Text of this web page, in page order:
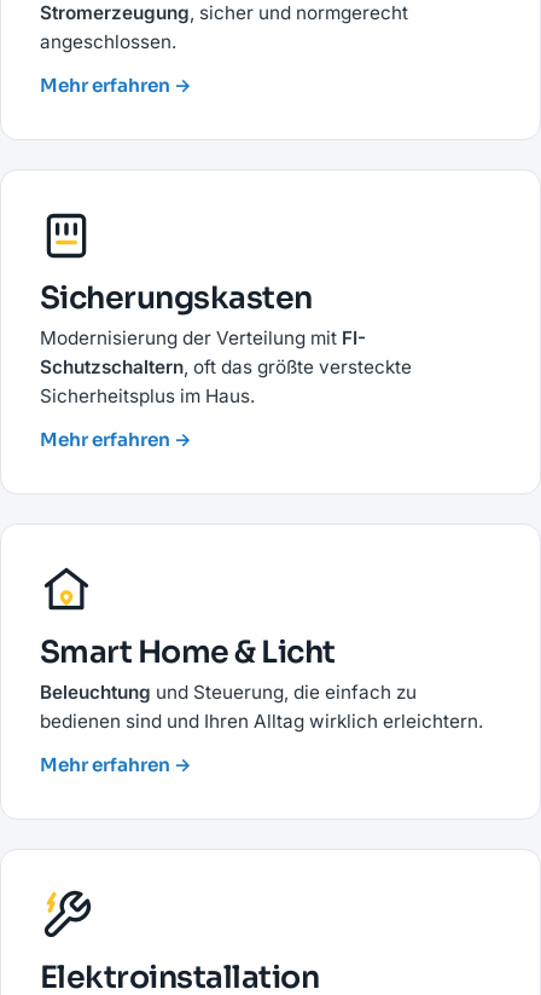
Stromerzeugung, sicher und normgerecht
angeschlossen.
Mehr erfahren →
Sicherungskasten
Modernisierung der Verteilung mit FI-
Schutzschaltern, oft das größte versteckte
Sicherheitsplus im Haus.
Mehr erfahren →
Smart Home & Licht
Beleuchtung und Steuerung, die einfach zu
bedienen sind und Ihren Alltag wirklich erleichtern.
Mehr erfahren →
Elektroinstallation